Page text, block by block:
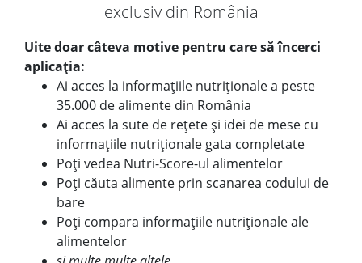
exclusiv din România
Uite doar câteva motive pentru care să încerci
aplicația:
Ai acces la informațiile nutriționale a peste
35.000 de alimente din România
Ai acces la sute de rețete și idei de mese cu
informațiile nutriționale gata completate
Poți vedea Nutri-Score-ul alimentelor
Poți căuta alimente prin scanarea codului de
bare
Poți compara informațiile nutriționale ale
alimentelor